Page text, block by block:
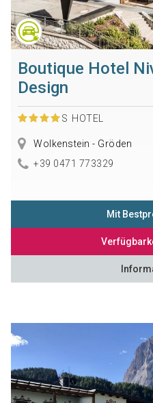
Boutique Hotel
Design
S HOTEL
Wolkenstein - Gröden
+39 0471 773329
Mit